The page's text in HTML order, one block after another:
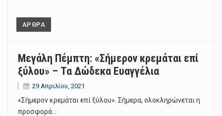
ΑΡΘΡΑ
Μεγάλη Πέμπτη: «Σήμερον κρεμάται επί
ξύλου» – Τα Δώδεκα Ευαγγέλια
29 Απριλίου, 2021
«Σήμερον κρεμάται επί ξύλου». Σήμερα, ολοκληρώνεται η
προσφορά…